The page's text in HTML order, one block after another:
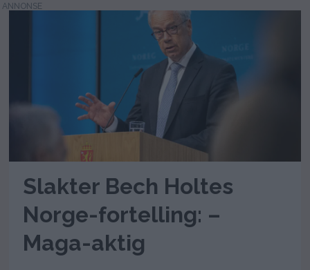
Slakter Bech Holtes
Norge-fortelling: –
Maga-aktig